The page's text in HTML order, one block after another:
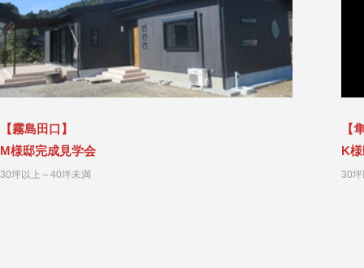
【霧島田口】
M様邸完成見学会
30坪以上～40坪未満
【
K
30